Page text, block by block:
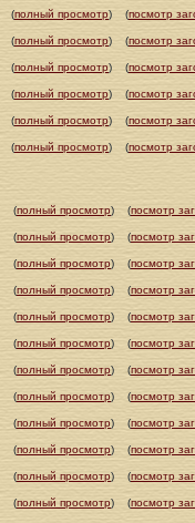
(полный просмотр) (посмотр
(полный просмотр) (посмотр
(полный просмотр) (посмотр
(полный просмотр) (посмотр
(полный просмотр) (посмотр
(полный просмотр) (посмотр
(полный просмотр) (посмотр
(полный просмотр) (посмотр
(полный просмотр) (посмотр
(полный просмотр) (посмотр
(полный просмотр) (посмотр
(полный просмотр) (посмотр
(полный просмотр) (посмотр
(полный просмотр) (посмотр
(полный просмотр) (посмотр
(полный просмотр) (посмотр
(полный просмотр) (посмотр
(полный просмотр) (посмотр